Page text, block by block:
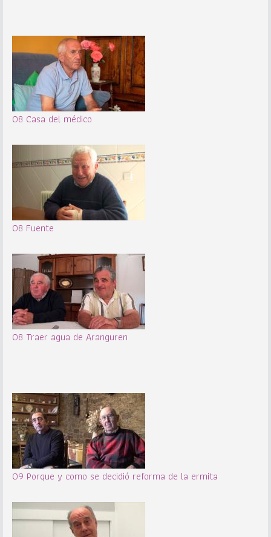
08 Casa del médico
08 Fuente
08 Traer agua de Aranguren
09 Porque y como se decidió reforma de la ermita